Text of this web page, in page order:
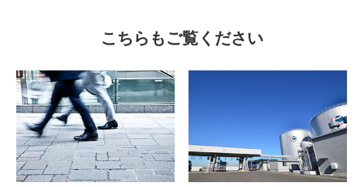
こちらもご覧ください